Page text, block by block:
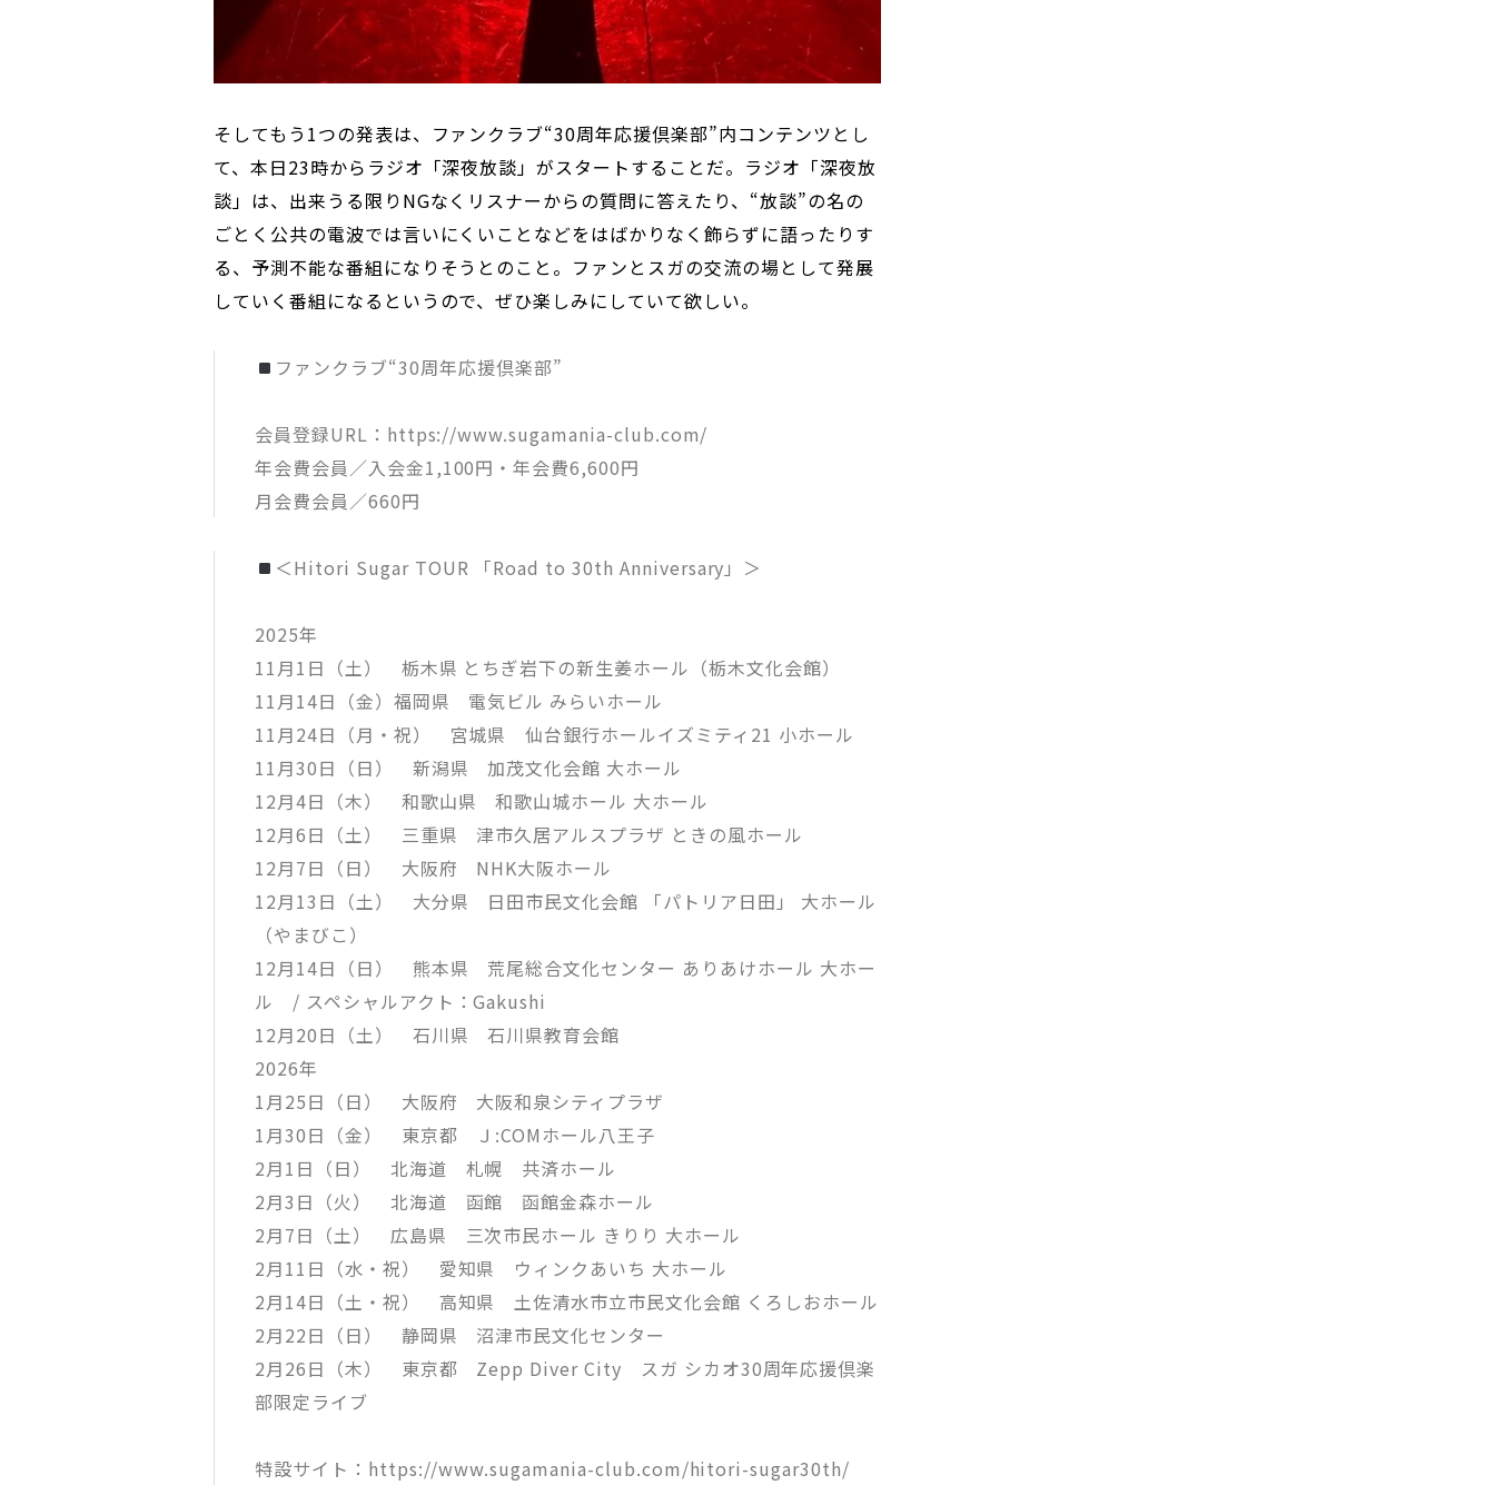
そしてもう1つの発表は、ファンクラブ“30周年応援倶楽部”内コンテンツとし
て、本日23時からラジオ「深夜放談」がスタートすることだ。ラジオ「深夜放
談」は、出来うる限りNGなくリスナーからの質問に答えたり、“放談”の名の
ごとく公共の電波では言いにくいことなどをはばかりなく飾らずに語ったりす
る、予測不能な番組になりそうとのこと。ファンとスガの交流の場として発展
していく番組になるというので、ぜひ楽しみにしていて欲しい。
ファンクラブ“30周年応援倶楽部”
会員登録URL：https://www.sugamania-club.com/
年会費会員／入会金1,100円・年会費6,600円
月会費会員／660円
＜Hitori Sugar TOUR 「Road to 30th Anniversary」＞
2025年
11月1日（土） 栃木県 とちぎ岩下の新生姜ホール（栃木文化会館）
11月14日（金）福岡県 電気ビル みらいホール
11月24日（月・祝） 宮城県 仙台銀行ホールイズミティ21 小ホール
11月30日（日） 新潟県 加茂文化会館 大ホール
12月4日（木） 和歌山県 和歌山城ホール 大ホール
12月6日（土） 三重県 津市久居アルスプラザ ときの風ホール
12月7日（日） 大阪府 NHK大阪ホール
12月13日（土） 大分県 日田市民文化会館 「パトリア日田」 大ホール
（やまびこ）
12月14日（日） 熊本県 荒尾総合文化センター ありあけホール 大ホー
ル / スペシャルアクト：Gakushi
12月20日（土） 石川県 石川県教育会館
2026年
1月25日（日） 大阪府 大阪和泉シティプラザ
1月30日（金） 東京都 Ｊ:COMホール八王子
2月1日（日） 北海道 札幌 共済ホール
2月3日（火） 北海道 函館 函館金森ホール
2月7日（土） 広島県 三次市民ホール きりり 大ホール
2月11日（水・祝） 愛知県 ウィンクあいち 大ホール
2月14日（土・祝） 高知県 土佐清水市立市民文化会館 くろしおホール
2月22日（日） 静岡県 沼津市民文化センター
2月26日（木） 東京都 Zepp Diver City スガ シカオ30周年応援倶楽
部限定ライブ
特設サイト：https://www.sugamania-club.com/hitori-sugar30th/